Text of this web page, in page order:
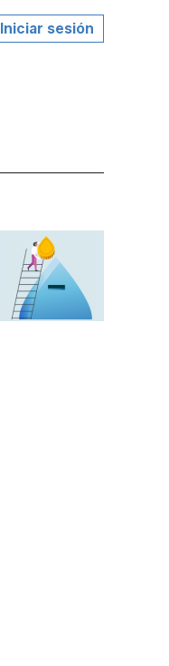
Iniciar sesión